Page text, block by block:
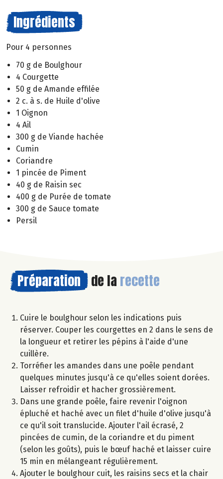
Ingrédients
Pour 4 personnes
70 g de Boulghour
4 Courgette
50 g de Amande effilée
2 c. à s. de Huile d'olive
1 Oignon
4 Ail
300 g de Viande hachée
Cumin
Coriandre
1 pincée de Piment
40 g de Raisin sec
400 g de Purée de tomate
300 g de Sauce tomate
Persil
Préparation de la recette
Cuire le boulghour selon les indications puis
réserver. Couper les courgettes en 2 dans le sens de
la longueur et retirer les pépins à l'aide d'une
cuillère.
Torréfier les amandes dans une poêle pendant
quelques minutes jusqu'à ce qu'elles soient dorées.
Laisser refroidir et hacher grossièrement.
Dans une grande poêle, faire revenir l'oignon
épluché et haché avec un filet d'huile d'olive jusqu'à
ce qu'il soit translucide. Ajouter l'ail écrasé, 2
pincées de cumin, de la coriandre et du piment
(selon les goûts), puis le bœuf haché et laisser cuire
15 min en mélangeant régulièrement.
Ajouter le boulghour cuit, les raisins secs et la chair